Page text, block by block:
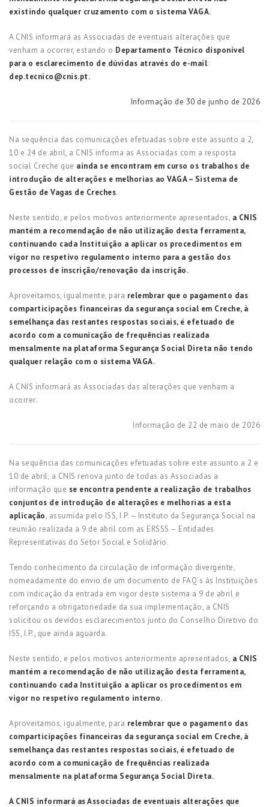
existindo qualquer cruzamento com o sistema VAGA.
A CNIS informará as Associadas de eventuais alterações que
venham a ocorrer, estando o Departamento Técnico disponível
para o esclarecimento de dúvidas através do e-mail:
dep.tecnico@cnis.pt.
Informação de 30 de junho de 2026
Na sequência das comunicações efetuadas sobre este assunto a 2,
10 e 24 de abril, a CNIS informa as Associadas com a resposta
social Creche que ainda se encontram em curso os trabalhos de
introdução de alterações e melhorias ao VAGA – Sistema de
Gestão de Vagas de Creches.
Neste sentido, e pelos motivos anteriormente apresentados, a CNIS
mantém a recomendação de não utilização desta ferramenta,
continuando cada Instituição a aplicar os procedimentos em
vigor no respetivo regulamento interno para a gestão dos
processos de inscrição/renovação da inscrição.
Aproveitamos, igualmente, para relembrar que o pagamento das
comparticipações financeiras da segurança social em Creche, à
semelhança das restantes respostas sociais, é efetuado de
acordo com a comunicação de frequências realizada
mensalmente na plataforma Segurança Social Direta não tendo
qualquer relação com o sistema VAGA.
A CNIS informará as Associadas das alterações que venham a
ocorrer.
Informação de 22 de maio de 2026
Na sequência das comunicações efetuadas sobre este assunto a 2 e
10 de abril, a CNIS renova junto de todas as Associadas a
informação que se encontra pendente a realização de trabalhos
conjuntos de introdução de alterações e melhorias a esta
aplicação, assumida pelo ISS, I.P. – Instituto da Segurança Social na
reunião realizada a 9 de abril com as ERSSS – Entidades
Representativas do Setor Social e Solidário.
Tendo conhecimento da circulação de informação divergente,
nomeadamente do envio de um documento de FAQ´s às Instituições
com indicação da entrada em vigor deste sistema a 9 de abril e
reforçando a obrigatoriedade da sua implementação, a CNIS
solicitou os devidos esclarecimentos junto do Conselho Diretivo do
ISS, I.P., que ainda aguarda.
Neste sentido, e pelos motivos anteriormente apresentados, a CNIS
mantém a recomendação de não utilização desta ferramenta,
continuando cada Instituição a aplicar os procedimentos em
vigor no respetivo regulamento interno.
Aproveitamos, igualmente, para relembrar que o pagamento das
comparticipações financeiras da segurança social em Creche, à
semelhança das restantes respostas sociais, é efetuado de
acordo com a comunicação de frequências realizada
mensalmente na plataforma Segurança Social Direta.
A CNIS informará as Associadas de eventuais alterações que